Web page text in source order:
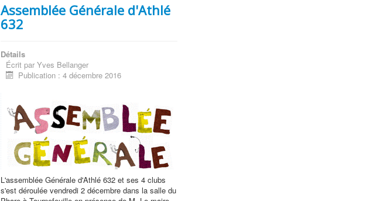
Assemblée Générale d'Athlé
632
Détails
Écrit par Yves Bellanger
Publication : 4 décembre 2016
L'assemblée Générale d'Athlé 632 et ses 4 clubs
s'est déroulée vendredi 2 décembre dans la salle du